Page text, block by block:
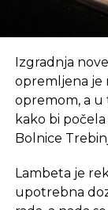
Vrijednost
U okviru
godine
Izgradnja
opremljena je
opremom, a
kako bi
Bolnice
Lambeta je
upotrebna